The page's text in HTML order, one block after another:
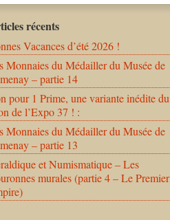
récents
Vacances d’été 2026 !
Monnaies du Médailler du Musée de
– partie 14
pour 1 Prime, une variante inédite du
de l’Expo 37 ! :
Monnaies du Médailler du Musée de
– partie 13
et Numismatique – Les
murales (partie 4 – Le Premier